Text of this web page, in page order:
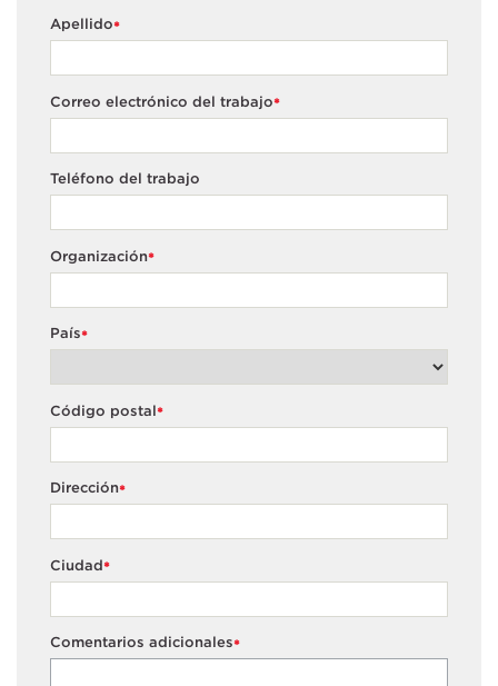
*
Apellido
*
Correo electrónico del trabajo
Teléfono del trabajo
*
Organización
*
País
*
Código postal
*
Dirección
*
Ciudad
*
Comentarios adicionales